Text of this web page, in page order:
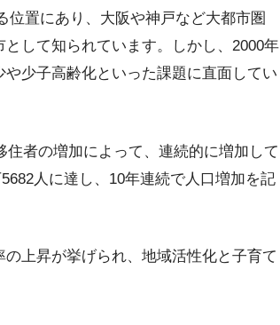
位置にあり、大阪や神戸など大都市圏
して知られています。しかし、2000年
少子高齢化といった課題に直面してい
者の増加によって、連続的に増加して
人に達し、10年連続で人口増加を記
上昇が挙げられ、地域活性化と子育て